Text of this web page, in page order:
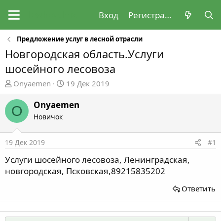
Вход Регистрация
Предложение услуг в лесной отрасли
Новгородская область.Услуги
шосейного лесовоза
А
в
т
о
р
е
ы
Onyaemen
Д
а
т
а
л
а
19 Дек 2019
O Onyaemen
Новичок
19 Дек 2019 #1
Услуги шосейного лесовоза, Ленинградская,
новгородская, Псковская,89215835202
Ответить